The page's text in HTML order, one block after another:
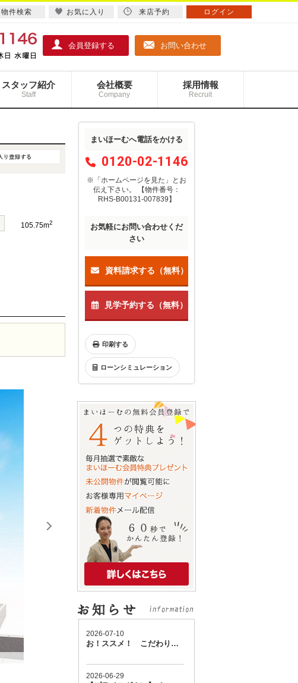
会員登録する お問い合わせ
スタッフ紹介
Staff
会社概要
Company
採用情報
Recruit
105.75m2
まいほーむへ電話をかける
0120-02-1146
※「ホームページを見た」 と お
伝え下さい。
【物件番号：
RHS-B00131-007839】
お気軽にお問い合わせくだ
さい
資料請求する（無料）
見学予約する（無料）
印刷する
ローンシミュレーション
物件検索 お気に入り 来店予約 ログイン